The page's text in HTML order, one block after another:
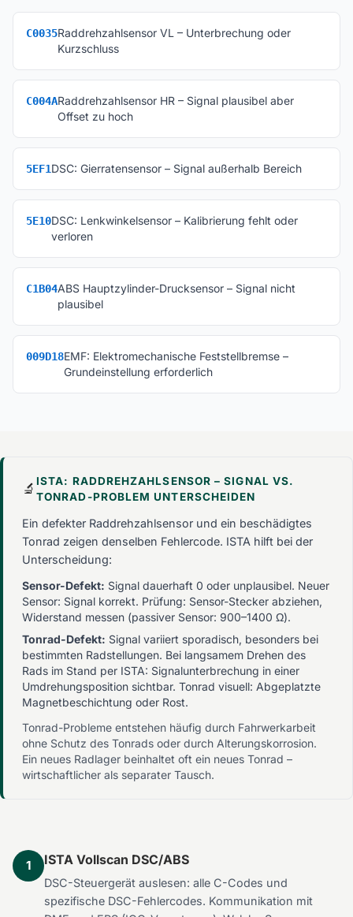
C0035Raddrehzahlsensor VL – Unterbrechung oder
Kurzschluss
C004ARaddrehzahlsensor HR – Signal plausibel aber
Offset zu hoch
5EF1DSC: Gierratensensor – Signal außerhalb Bereich
5E10DSC: Lenkwinkelsensor – Kalibrierung fehlt oder
verloren
C1B04ABS Hauptzylinder-Drucksensor – Signal nicht
plausibel
009D18EMF: Elektromechanische Feststellbremse –
Grundeinstellung erforderlich
🔬 ISTA: RADDREHZAHLSENSOR – SIGNAL VS.
TONRAD-PROBLEM UNTERSCHEIDEN
Ein defekter Raddrehzahlsensor und ein beschädigtes
Tonrad zeigen denselben Fehlercode. ISTA hilft bei der
Unterscheidung:
Sensor-Defekt: Signal dauerhaft 0 oder unplausibel. Neuer
Sensor: Signal korrekt. Prüfung: Sensor-Stecker abziehen,
Widerstand messen (passiver Sensor: 900–1400 Ω).
Tonrad-Defekt: Signal variiert sporadisch, besonders bei
bestimmten Radstellungen. Bei langsamem Drehen des
Rads im Stand per ISTA: Signalunterbrechung in einer
Umdrehungsposition sichtbar. Tonrad visuell: Abgeplatzte
Magnetbeschichtung oder Rost.
Tonrad-Probleme entstehen häufig durch Fahrwerkarbeit
ohne Schutz des Tonrads oder durch Alterungskorrosion.
Ein neues Radlager beinhaltet oft ein neues Tonrad –
wirtschaftlicher als separater Tausch.
1 ISTA Vollscan DSC/ABS
DSC-Steuergerät auslesen: alle C-Codes und
spezifische DSC-Fehlercodes. Kommunikation mit